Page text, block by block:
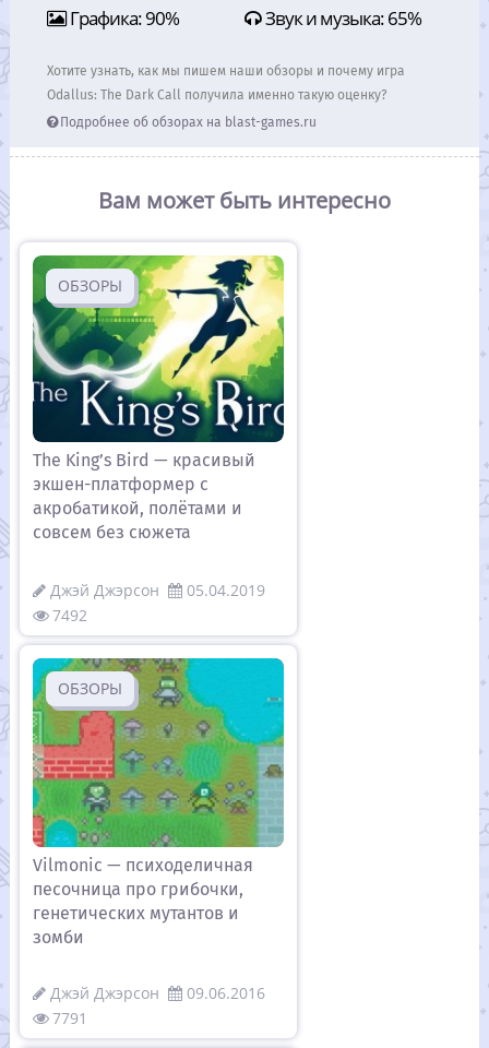
Графика: 90% Звук и музыка: 65%
Хотите узнать, как мы пишем наши обзоры и почему игра
Odallus: The Dark Call получила именно такую оценку?
Подробнее об обзорах на blast-games.ru
Вам может быть интересно
ОБЗОРЫ
The King’s Bird — красивый
экшен-платформер с
акробатикой, полётами и
совсем без сюжета
Джэй Джэрсон
05.04.2019
7492
ОБЗОРЫ
Vilmonic — психоделичная
песочница про грибочки,
генетических мутантов и
зомби
Джэй Джэрсон
09.06.2016
7791